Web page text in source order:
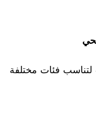
فئات مختلفة